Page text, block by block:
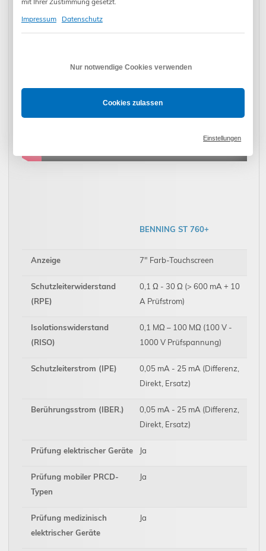
BENNING ST 760+
Anzeige 7" Farb-Touchscreen
Schutzleiterwiderstand
(RPE)
0,1 Ω - 30 Ω (> 600 mA + 10
A Prüfstrom)
Isolationswiderstand
(RISO)
0,1 MΩ – 100 MΩ (100 V -
1000 V Prüfspannung)
Schutzleiterstrom (IPE)
0,05 mA - 25 mA (Differenz,
Direkt, Ersatz)
Berührungsstrom (IBER.)
0,05 mA - 25 mA (Differenz,
Direkt, Ersatz)
Prüfung elektrischer Geräte Ja
Prüfung mobiler PRCD-
Typen
Ja
Prüfung medizinisch
elektrischer Geräte
Ja
Impressum
Datenschutz
Nur notwendige Cookies verwenden
Cookies zulassen
Einstellungen